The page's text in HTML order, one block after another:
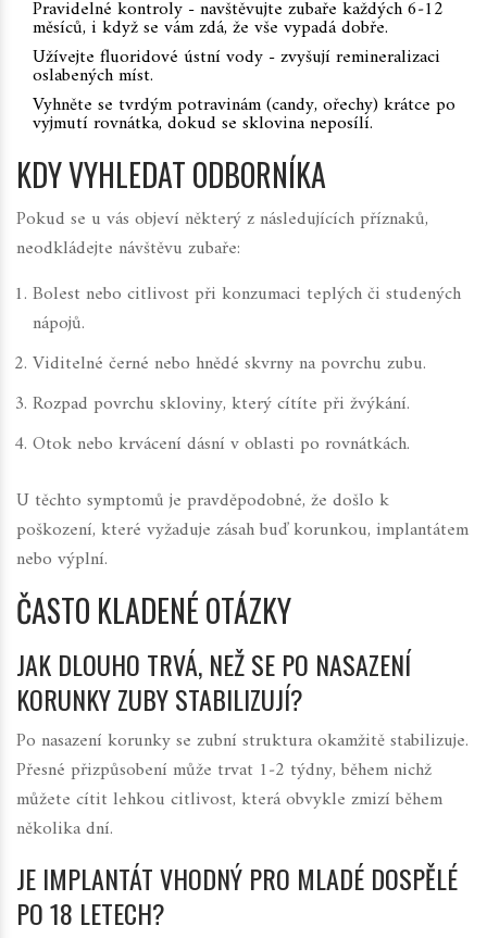
Pravidelné kontroly - navštěvujte zubaře každých 6‑12
měsíců, i když se vám zdá, že vše vypadá dobře.
Užívejte fluoridové ústní vody - zvyšují remineralizaci
oslabených míst.
Vyhněte se tvrdým potravinám (candy, ořechy) krátce po
vyjmutí rovnátka, dokud se sklovina neposílí.
KDY VYHLEDAT ODBORNÍKA
Pokud se u vás objeví některý z následujících příznaků,
neodkládejte návštěvu zubaře:
Bolest nebo citlivost při konzumaci teplých či studených
nápojů.
Viditelné černé nebo hnědé skvrny na povrchu zubu.
Rozpad povrchu skloviny, který cítíte při žvýkání.
Otok nebo krvácení dásní v oblasti po rovnátkách.
U těchto symptomů je pravděpodobné, že došlo k
poškození, které vyžaduje zásah buď korunkou, implantátem
nebo výplní.
ČASTO KLADENÉ OTÁZKY
JAK DLOUHO TRVÁ, NEŽ SE PO NASAZENÍ
KORUNKY ZUBY STABILIZUJÍ?
Po nasazení korunky se zubní struktura okamžitě stabilizuje.
Přesné přizpůsobení může trvat 1‑2 týdny, během nichž
můžete cítit lehkou citlivost, která obvykle zmizí během
několika dní.
JE IMPLANTÁT VHODNÝ PRO MLADÉ DOSPĚLÉ
PO 18 LETECH?